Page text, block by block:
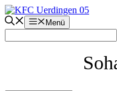
Zum
Inhalt
springen
Menü